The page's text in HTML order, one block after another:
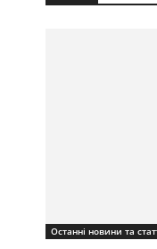
Останні новини та